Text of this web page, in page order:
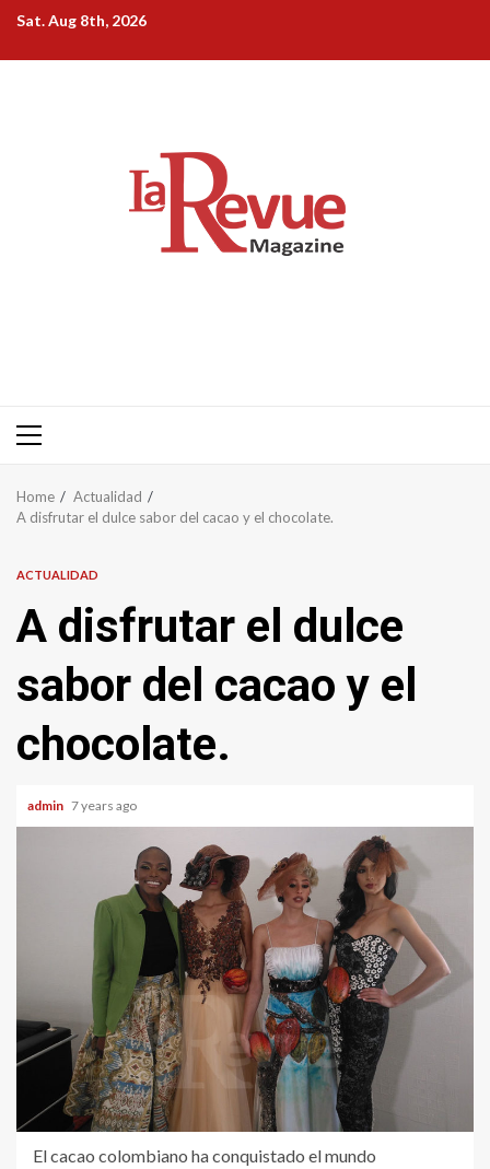
Skip
content
Sat. Aug 8th, 2026
Primary
Home
Actualidad
A disfrutar el dulce sabor del cacao y el chocolate.
ACTUALIDAD
A disfrutar el dulce
sabor del cacao y el
chocolate.
admin 7 years ago
El cacao colombiano ha conquistado el mundo